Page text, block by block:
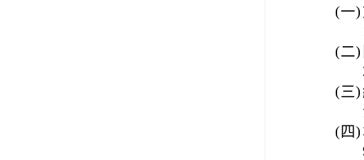
(一)
(二)
(三)
(四)